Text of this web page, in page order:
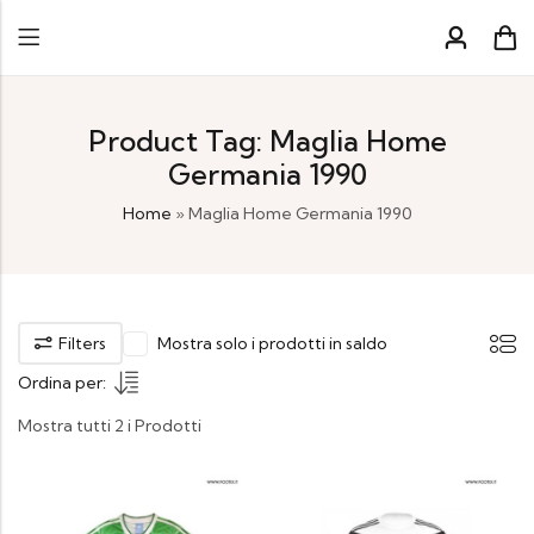
Product Tag: Maglia Home
Germania 1990
Home » Maglia Home Germania 1990
Filters
Mostra solo i prodotti in saldo
Ordina per:
Mostra tutti 2 i Prodotti